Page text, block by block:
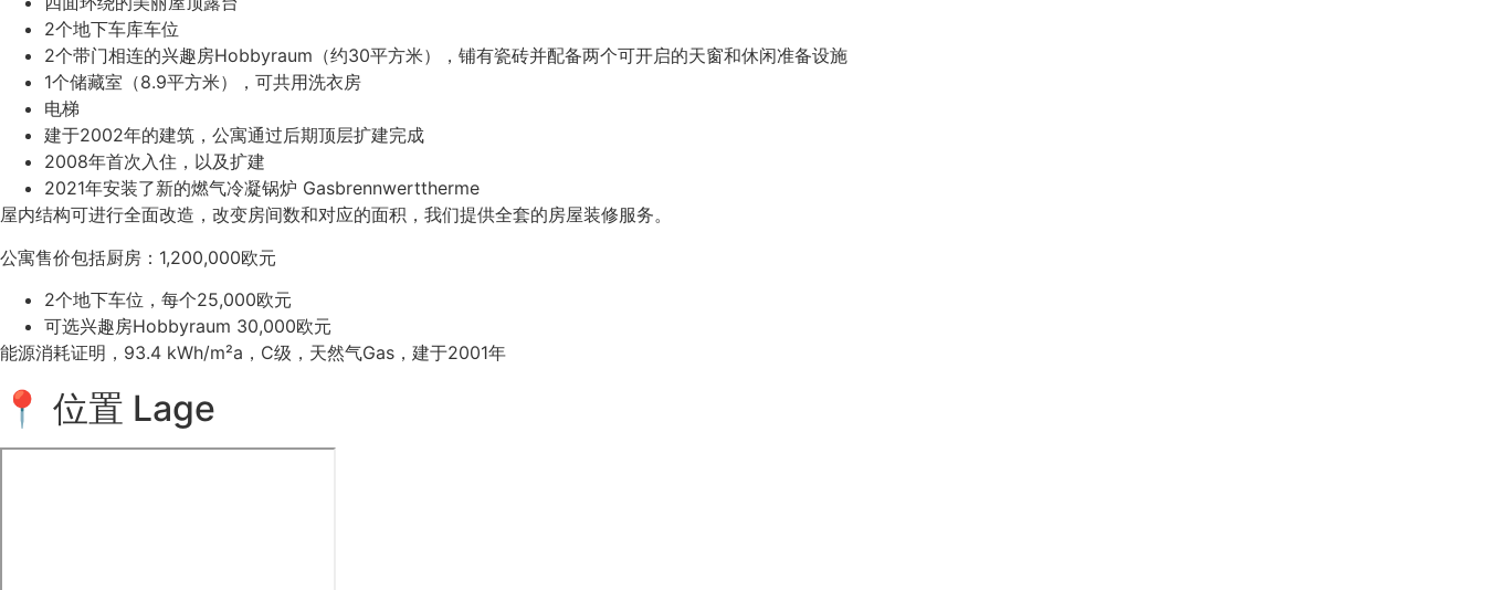
2个地下车库车位
2个带门相连的兴趣房Hobbyraum（约30平方米），铺有瓷砖并配备两个可开启的天窗和休闲准备设施
1个储藏室（8.9平方米），可共用洗衣房
电梯
建于2002年的建筑，公寓通过后期顶层扩建完成
2008年首次入住，以及扩建
2021年安装了新的燃气冷凝锅炉 Gasbrennwerttherme
屋内结构可进行全面改造，改变房间数和对应的面积，我们提供全套的房屋装修服务。
公寓售价包括厨房：1,200,000欧元
2个地下车位，每个25,000欧元
可选兴趣房Hobbyraum 30,000欧元
能源消耗证明，93.4 kWh/m²a，C级，天然气Gas，建于2001年
📍 位置 Lage